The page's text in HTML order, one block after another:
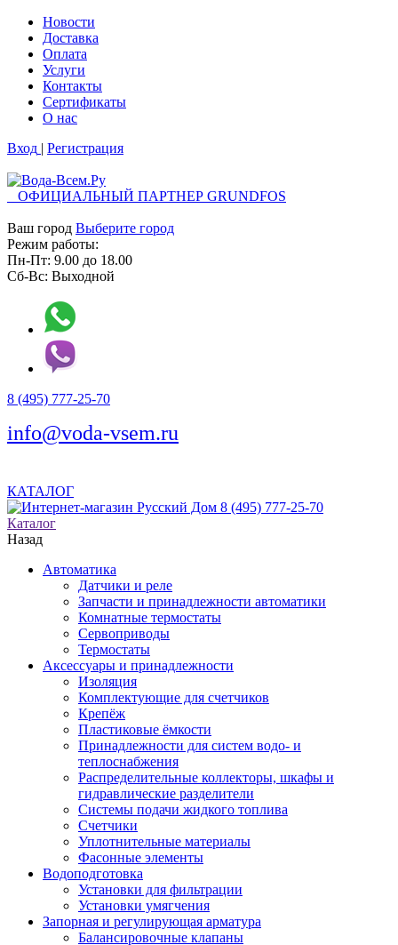
Новости
Доставка
Оплата
Услуги
Контакты
Cертификаты
О нас
Вход | Регистрация
ОФИЦИАЛЬНЫЙ ПАРТНЕР GRUNDFOS
Ваш город Выберите город
Режим работы:
Пн-Пт: 9.00 до 18.00
Сб-Вс: Выходной
8 (495) 777-25-70
info@voda-vsem.ru
КАТАЛОГ
8 (495) 777-25-70
Каталог
Назад
Автоматика
Датчики и реле
Запчасти и принадлежности автоматики
Комнатные термостаты
Сервоприводы
Термостаты
Аксессуары и принадлежности
Изоляция
Комплектующие для счетчиков
Крепёж
Пластиковые ёмкости
Принадлежности для систем водо- и
теплоснабжения
Распределительные коллекторы, шкафы и
гидравлические разделители
Системы подачи жидкого топлива
Счетчики
Уплотнительные материалы
Фасонные элементы
Водоподготовка
Установки для фильтрации
Установки умягчения
Запорная и регулирующая арматура
Балансировочные клапаны